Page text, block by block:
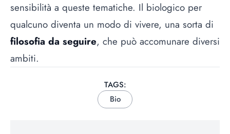
sensibilità a queste tematiche. Il biologico per
qualcuno diventa un modo di vivere, una sorta di
filosofia da seguire, che può accomunare diversi
ambiti.
TAGS:
Bio